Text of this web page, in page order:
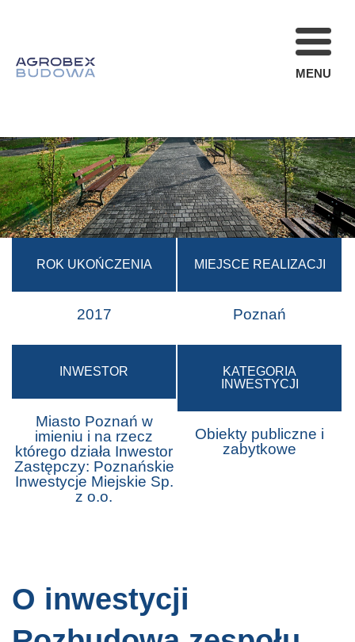
MENU
AKTUALNOŚCI
STREFA
OFERTA
KARIERA
KONTAKT
ROK UKOŃCZENIA
2017
MIEJSCE REALIZACJI
Poznań
INWESTOR
Miasto Poznań w
imieniu i na rzecz
którego działa Inwestor
Zastępczy: Poznańskie
Inwestycje Miejskie Sp.
z o.o.
KATEGORIA
INWESTYCJI
Obiekty publiczne i
zabytkowe
O inwestycji